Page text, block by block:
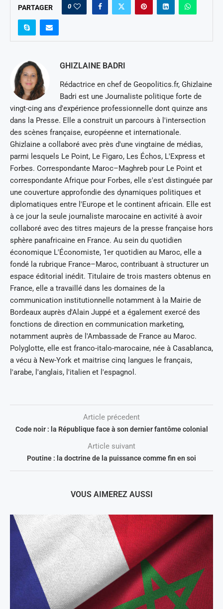
PARTAGER 0
GHIZLAINE BADRI
Rédactrice en chef de Geopolitics.fr, Ghizlaine
Badri est une Journaliste politique forte de
vingt-cing ans d'expérience professionnelle dont quinze ans
dans la Presse. Elle a construit un parcours à l'intersection
des scènes française, européenne et internationale.
Ghizlaine a collaboré avec près d'une vingtaine de médias,
parmi lesquels Le Point, Le Figaro, Les Échos, L'Express et
Forbes. Correspondante Maroc–Maghreb pour Le Point et
correspondante Afrique pour Forbes, elle s'est distinguée par
une couverture approfondie des dynamiques politiques et
diplomatiques entre l'Europe et le continent africain. Elle est
à ce jour la seule journaliste marocaine en activité à avoir
collaboré avec des titres majeurs de la presse française hors
sphère panafricaine en France. Au sein du quotidien
économique L'Économiste, 1er quotidien au Maroc, elle a
fondé la rubrique France–Maroc, contribuant à structurer un
espace éditorial inédit. Titulaire de trois masters obtenus en
France, elle a travaillé dans les domaines de la
communication institutionnelle notamment à la Mairie de
Bordeaux auprès d'Alain Juppé et a également exercé des
fonctions de direction en communication marketing,
notamment auprès de l'Ambassade de France au Maroc.
Polyglotte, elle est franco-italo-marocaine, née à Casablanca,
a vécu à New-York et maitrise cinq langues le français,
l'arabe, l'anglais, l'italien et l'espagnol.
Article précedent
Code noir : la République face à son dernier fantôme colonial
Article suivant
Poutine : la doctrine de la puissance comme fin en soi
VOUS AIMEREZ AUSSI